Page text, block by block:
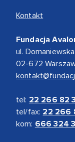
Kontakt
Fundacja
ul.
02-672
tel: 22 266 82
tel/fax: 22 266
kom: 666 324